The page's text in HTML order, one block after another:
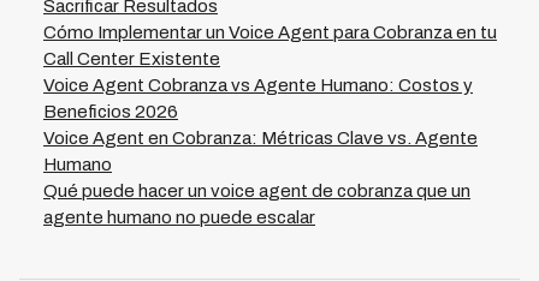
programados para comenzar con empatía, preguntar
antes de juzgar, y buscar soluciones reales en lugar de
simplemente presionar por el pago. Esta aproximación
no solo mejora la experiencia del deudor, sino que
directamente impacta nuestro indicador clave: el 73%
de tasa de recuperación que alcanzamos es posible
precisamente porque los deudores sienten que están
siendo tratados con dignidad y comprensión.
Sacrificar Resultados
Cómo Implementar un Voice Agent para Cobranza en tu
Call Center Existente
Voice Agent Cobranza vs Agente Humano: Costos y
Beneficios 2026
Voice Agent en Cobranza: Métricas Clave vs. Agente
Humano
Qué puede hacer un voice agent de cobranza que un
agente humano no puede escalar